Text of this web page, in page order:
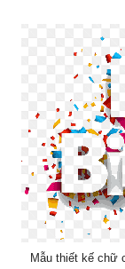
Mẫu thiết kế chữ